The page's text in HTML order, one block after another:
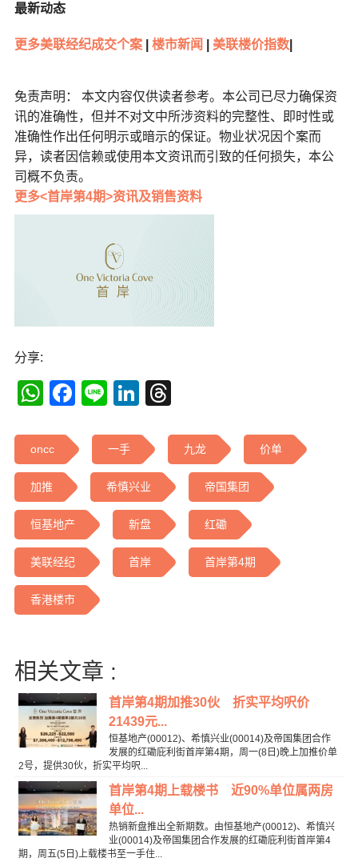
最新动态
更多美联经纪成交个案| 楼市新闻 美联楼价指数|
免责声明： 本文内容仅供读者参考。本公司已尽力确保资
讯的准确性，但并不对文中所涉资料的完整性、即时性或
准确性作出任何明示或暗示的保证。物业状况因个案而
异，读者因信赖或使用本文资讯而引致的任何损失，本公
司概不负责。
更多<首岸第4期>资讯及销售资料
分享:
WhatsApp
Facebook
LineLinkedIn
oncc 一手 九龙 价单
加推 希慎兴业 帝国集团
恒基地产 新盘 红磡
美联经纪 首岸 首岸第4期
香港楼市
相关文章 :
首岸第4期加推30伙 折实平均呎价
21439元...
恒基地产(00012)、希慎兴业(00014)及帝国集团合作
发展的红磡庇利街首岸第4期，周一(8日)晚上加推价单
2号，提供30伙，折实平均呎...
首岸第4期上载楼书 近90%单位属两房
单位...
热销新盘推出全新期数。由恒基地产(00012)、希慎兴
业(00014)及帝国集团合作发展的红磡庇利街首岸第4
期，周五(5日)上载楼书至一手住...